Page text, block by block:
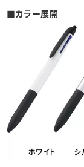
■カラー展開